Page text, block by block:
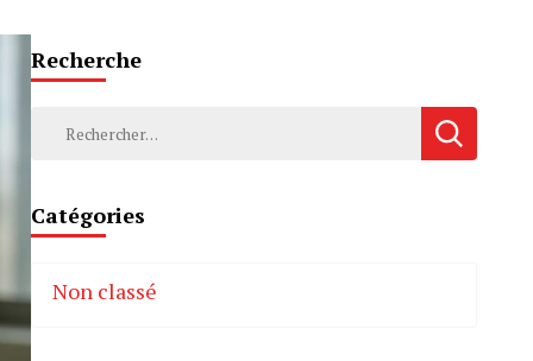
Recherche
Rechercher :
Catégories
Non classé